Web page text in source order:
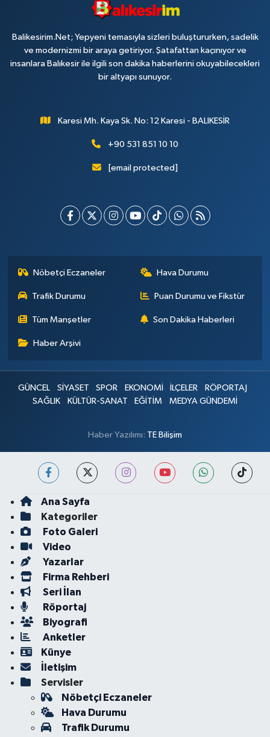
Balikesirim.Net; Yepyeni temasıyla sizleri buluştururken, sadelik
ve modernizmi bir araya getiriyor. Şatafattan kaçınıyor ve
insanlara Balıkesir ile ilgili son dakika haberlerini okuyabilecekleri
bir altyapı sunuyor.
Karesi Mh. Kaya Sk. No: 12 Karesi - BALIKESİR
+90 531 851 10 10
[email protected]
Nöbetçi Eczaneler Hava Durumu
Trafik Durumu Puan Durumu ve Fikstür
Tüm Manşetler Son Dakika Haberleri
Haber Arşivi
GÜNCEL SİYASET SPOR EKONOMİ İLÇELER
RÖPORTAJ
SAĞLIK
KÜLTÜR-SANAT EĞİTİM MEDYA GÜNDEMİ
Haber Yazılımı: TE Bilişim
Ana Sayfa
Kategoriler
Foto Galeri
Video
Yazarlar
Firma Rehberi
Seri İlan
Röportaj
Biyografi
Anketler
Künye
İletişim
Servisler
Nöbetçi Eczaneler
Hava Durumu
Trafik Durumu